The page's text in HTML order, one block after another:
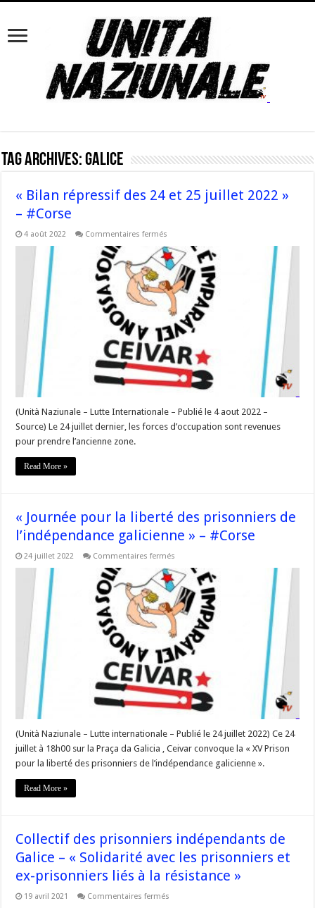
Tag Archives:Galice
« Bilan répressif des 24 et 25 juillet 2022 »
– #Corse
4 août 2022 Commentaires fermés
répressif
des
24
et
25
juillet
2022 »
–
#Corse
(Unità Naziunale – Lutte Internationale – Publié le 4 aout 2022 –
Source) Le 24 juillet dernier, les forces d’occupation sont revenues
pour prendre l’ancienne zone.
Read More »
« Journée pour la liberté des prisonniers de
l’indépendance galicienne » – #Corse
24 juillet 2022 Commentaires fermés
pour
la
liberté
des
prisonniers
de
l’indépendance
galicienne »
–
#Corse
(Unità Naziunale – Lutte internationale – Publié le 24 juillet 2022) Ce 24
juillet à 18h00 sur la Praça da Galicia , Ceivar convoque la « XV Prison
pour la liberté des prisonniers de l’indépendance galicienne ».
Read More »
Collectif des prisonniers indépendants de
Galice – « Solidarité avec les prisonniers et
ex-prisonniers liés à la résistance »
19 avril 2021 Commentaires fermés